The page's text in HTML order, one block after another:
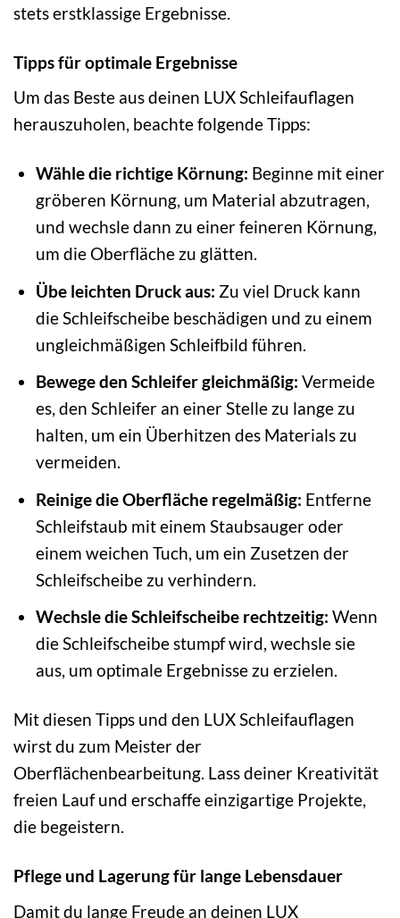
stets erstklassige Ergebnisse.
Tipps für optimale Ergebnisse
Um das Beste aus deinen LUX Schleifauflagen
herauszuholen, beachte folgende Tipps:
Wähle die richtige Körnung: Beginne mit einer
gröberen Körnung, um Material abzutragen,
und wechsle dann zu einer feineren Körnung,
um die Oberfläche zu glätten.
Übe leichten Druck aus: Zu viel Druck kann
die Schleifscheibe beschädigen und zu einem
ungleichmäßigen Schleifbild führen.
Bewege den Schleifer gleichmäßig: Vermeide
es, den Schleifer an einer Stelle zu lange zu
halten, um ein Überhitzen des Materials zu
vermeiden.
Reinige die Oberfläche regelmäßig: Entferne
Schleifstaub mit einem Staubsauger oder
einem weichen Tuch, um ein Zusetzen der
Schleifscheibe zu verhindern.
Wechsle die Schleifscheibe rechtzeitig: Wenn
die Schleifscheibe stumpf wird, wechsle sie
aus, um optimale Ergebnisse zu erzielen.
Mit diesen Tipps und den LUX Schleifauflagen
wirst du zum Meister der
Oberflächenbearbeitung. Lass deiner Kreativität
freien Lauf und erschaffe einzigartige Projekte,
die begeistern.
Pflege und Lagerung für lange Lebensdauer
Damit du lange Freude an deinen LUX